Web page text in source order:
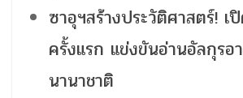
ซาอุฯสร้างประวัติศาสตร์!
ครั้งแรก แข่งขันอ่านอัลกุรอ
นานาชาติ